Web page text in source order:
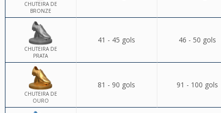
CHUTEIRA DE
BRONZE
CHUTEIRA DE
PRATA
41 - 45 gols 46 - 50 gols
CHUTEIRA DE
OURO
81 - 90 gols 91 - 100 gols